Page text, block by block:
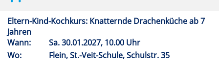
Eltern-Kind-Kochkurs: Knatternde Drachenküche ab 7
Jahren
Wann:
Sa.30.01.2027, 10.00 Uhr
Wo:
Flein, St.-Veit-Schule, Schulstr. 35